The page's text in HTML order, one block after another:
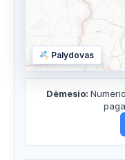
Palydovas
Dėmesio: